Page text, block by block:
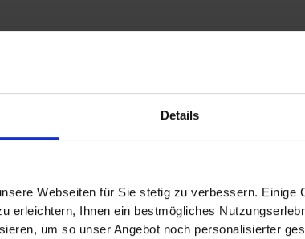
Details
Webseiten für Sie stetig zu verbessern. Einige
erleichtern, Ihnen ein bestmögliches
um so unser Angebot noch personalisierter
mehr zu folgenden Themen:
Tag 08:30 bis 16:00 Uhr